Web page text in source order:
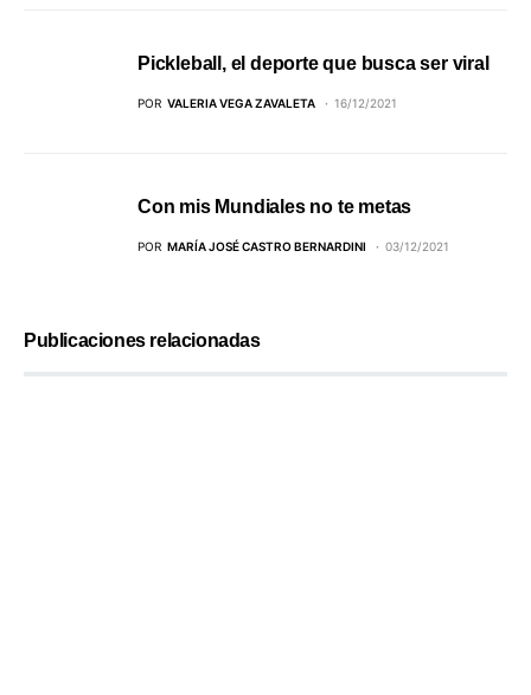
Pickleball, el deporte que busca ser viral
POR VALERIA VEGA ZAVALETA 16/12/2021
Con mis Mundiales no te metas
POR MARÍA JOSÉ CASTRO BERNARDINI 03/12/2021
Publicaciones relacionadas